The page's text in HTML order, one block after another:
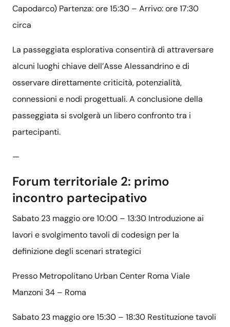
Capodarco) Partenza: ore 15:30 – Arrivo: ore 17:30
circa
La passeggiata esplorativa consentirà di attraversare
alcuni luoghi chiave dell’Asse Alessandrino e di
osservare direttamente criticità, potenzialità,
connessioni e nodi progettuali. A conclusione della
passeggiata si svolgerà un libero confronto tra i
partecipanti.
—
Forum territoriale 2: primo
incontro partecipativo
Sabato 23 maggio ore 10:00 – 13:30 Introduzione ai
lavori e svolgimento tavoli di codesign per la
definizione degli scenari strategici
Presso Metropolitano Urban Center Roma Viale
Manzoni 34 – Roma
Sabato 23 maggio ore 15:30 – 18:30 Restituzione tavoli